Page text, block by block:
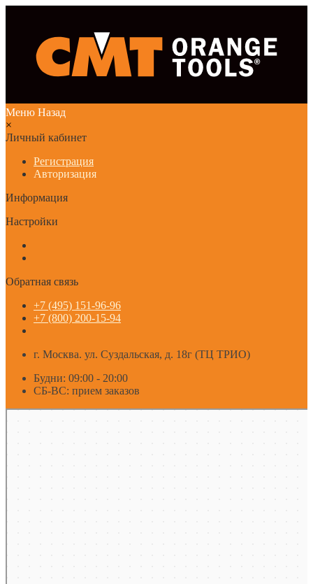
Меню Назад
×
Личный кабинет
Регистрация
Авторизация
Информация
Настройки
Обратная связь
+7 (495) 151-96-96
+7 (800) 200-15-94
г. Москва. ул. Суздальская, д. 18г (ТЦ ТРИО)
Будни: 09:00 - 20:00
СБ-ВС: прием заказов